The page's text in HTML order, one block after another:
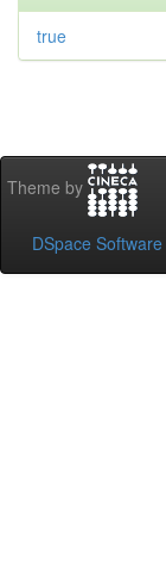
true
Theme by
DSpace Software